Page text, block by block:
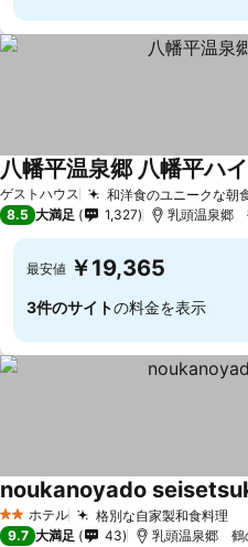
ゲストハウス 和洋食のユニークな朝
八幡平温泉郷 八幡平ハ
8.5 大満足 1,327 乳頭温泉郷
最安値 ￥19,365
3件のサイトの料金を表示
2 ホテルのランク
ホテル 格別な自家製和食料理
noukanoyado
9.7 大満足 43 乳頭温泉郷 鶴